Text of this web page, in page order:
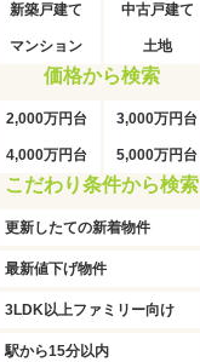
新築戸建て 中古戸建て
マンション 土地
価格から検索
2,000万円台 3,000万円台
4,000万円台 5,000万円台
こだわり条件から検索
更新したての新着物件
最新値下げ物件
3LDK以上ファミリー向け
駅から15分以内